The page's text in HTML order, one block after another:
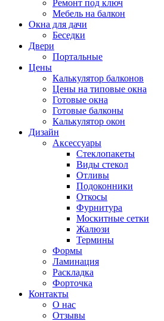
Ремонт под ключ
Мебель на балкон
Окна для дачи
Беседки
Двери
Портальные
Цены
Калькулятор балконов
Цены на типовые окна
Готовые окна
Готовые балконы
Калькулятор окон
Дизайн
Аксессуары
Стеклопакеты
Виды стекол
Отливы
Подоконники
Откосы
Фурнитура
Москитные сетки
Жалюзи
Термины
Формы
Ламинация
Раскладка
Форточка
Контакты
О нас
Отзывы